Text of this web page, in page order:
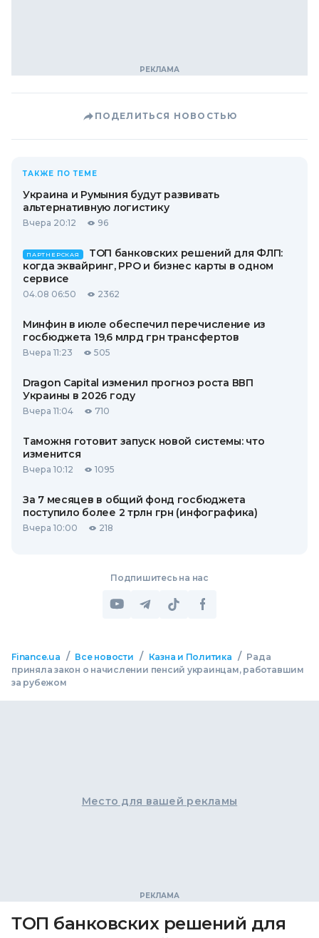
ПОДЕЛИТЬСЯ НОВОСТЬЮ
ТАКЖЕ ПО ТЕМЕ
Украина и Румыния будут развивать
альтернативную логистику
Вчера 20:12 96
ПАРТНЕРСКАЯ
ТОП банковских решений для ФЛП:
когда эквайринг, РРО и бизнес карты в одном
сервисе
04.08 06:50 2362
Минфин в июле обеспечил перечисление из
госбюджета 19,6 млрд грн трансфертов
Вчера 11:23 505
Dragon Capital изменил прогноз роста ВВП
Украины в 2026 году
Вчера 11:04 710
Таможня готовит запуск новой системы: что
изменится
Вчера 10:12 1095
За 7 месяцев в общий фонд госбюджета
поступило более 2 трлн грн (инфографика)
Вчера 10:00 218
Подпишитесь на нас
Finance.ua / Все новости / Казна и Политика / Рада
приняла закон о начислении пенсий украинцам, работавшим
за рубежом
Место для вашей рекламы
ТОП банковских решений для